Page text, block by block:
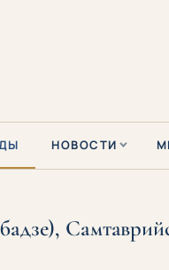
НОВОСТИ